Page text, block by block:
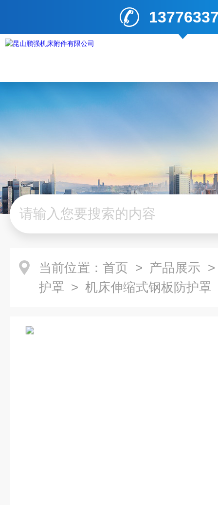
当前位置： 首页 > 产品展示
护罩 > 机床伸缩式钢板防护罩